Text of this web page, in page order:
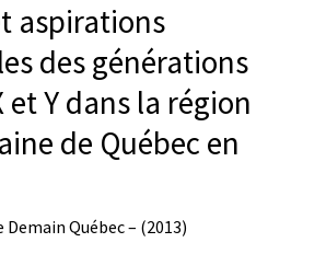
aspirations
des générations
et Y dans la région
de Québec en
Québec – (2013)